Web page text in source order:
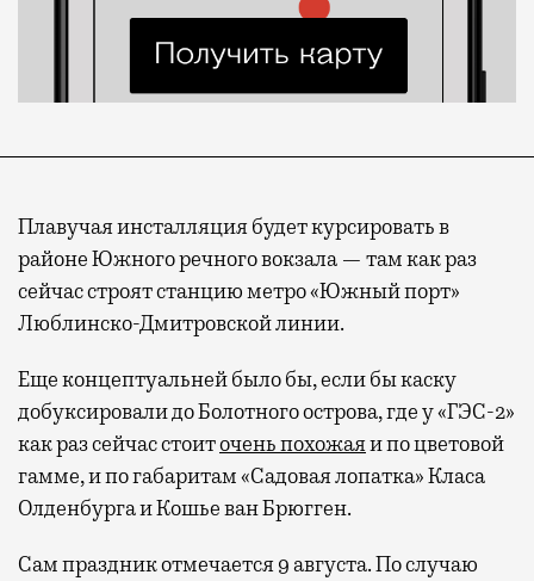
Плавучая инсталляция будет курсировать в
районе Южного речного вокзала — там как раз
сейчас строят станцию метро «Южный порт»
Люблинско-Дмитровской линии.
Еще концептуальней было бы, если бы каску
добуксировали до Болотного острова, где у «ГЭС-2»
как раз сейчас стоиточень похожаяи по цветовой
гамме, и по габаритам «Садовая лопатка» Класа
Олденбурга и Кошье ван Брюгген.
Сам праздник отмечается 9 августа. По случаю